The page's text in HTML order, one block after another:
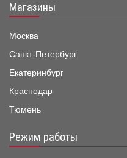
Магазины
Москва
Санкт-Петербург
Екатеринбург
Краснодар
Тюмень
Режим работы